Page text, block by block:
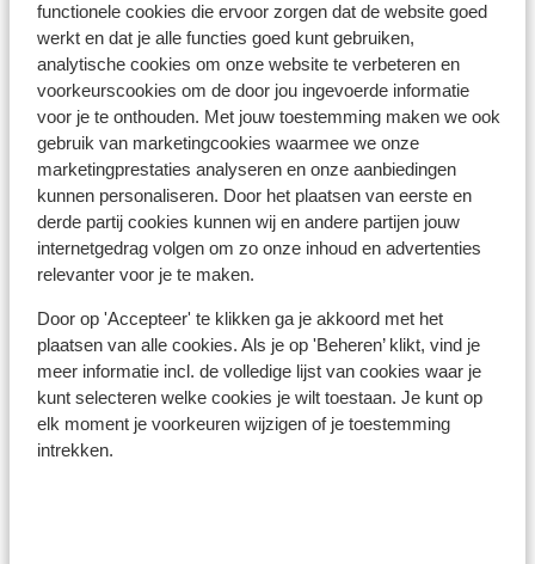
functionele cookies die ervoor zorgen dat de website goed
werkt en dat je alle functies goed kunt gebruiken,
analytische cookies om onze website te verbeteren en
voorkeurscookies om de door jou ingevoerde informatie
voor je te onthouden. Met jouw toestemming maken we ook
gebruik van marketingcookies waarmee we onze
marketingprestaties analyseren en onze aanbiedingen
kunnen personaliseren. Door het plaatsen van eerste en
derde partij cookies kunnen wij en andere partijen jouw
internetgedrag volgen om zo onze inhoud en advertenties
relevanter voor je te maken.
Door op 'Accepteer' te klikken ga je akkoord met het
plaatsen van alle cookies. Als je op 'Beheren’ klikt, vind je
meer informatie incl. de volledige lijst van cookies waar je
kunt selecteren welke cookies je wilt toestaan. Je kunt op
elk moment je voorkeuren wijzigen of je toestemming
intrekken.
een creditcard is bij sommige horecagelegenheden en
winkels mogelijk. Vraag dit altijd even na, zodat u niet
voor verrassingen komt te staan. Let er op dat
creditcard transacties hoge kosten met zich mee
kunnen brengen. In Turkije wordt er naast de reguliere
kosten van jouw bank ook een percentage (ca. 5%)
berekend door de Turkse bank, als je bij een
bankautomaat geld pint met een creditcard.
Voltage:
geen verloopstekker nodig.
Reisdocumenten:
Voor Turkije dien je in het bezit te zijn van een paspoort
of identiteitsbewijs. Je paspoort of ID kaart moet nog